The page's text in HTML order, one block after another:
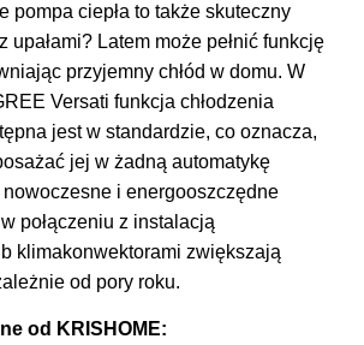
pompa ciepła to także skuteczny
upałami? Latem może pełnić funkcję
przyjemny chłód w domu. W
Versati funkcja chłodzenia
jest w standardzie, co oznacza,
jej w żadną automatykę
nowoczesne i energooszczędne
połączeniu z instalacją
klimakonwektorami zwiększają
od pory roku.
od KRISHOME: